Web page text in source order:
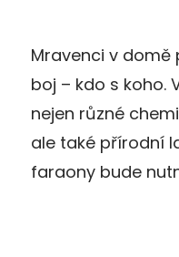
Mravenci v
boj – kdo s koho.
nejen různé
ale také přírodní
faraony bude